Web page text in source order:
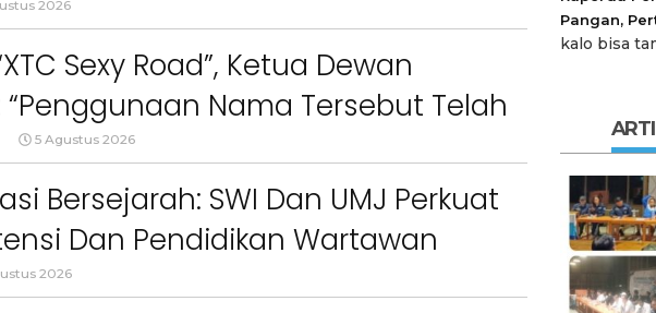
Sikap Terkait “XTC Sexy Road”
2026
Sexy Road”, Ketua Dewan
“Penggunaan Nama Tersebut Telah
Ketentuan Perundang-
5 Agustus 2026
Bersejarah: SWI Dan UMJ Perkuat
Dan Pendidikan Wartawan
2026
Pangan,
kalo bisa